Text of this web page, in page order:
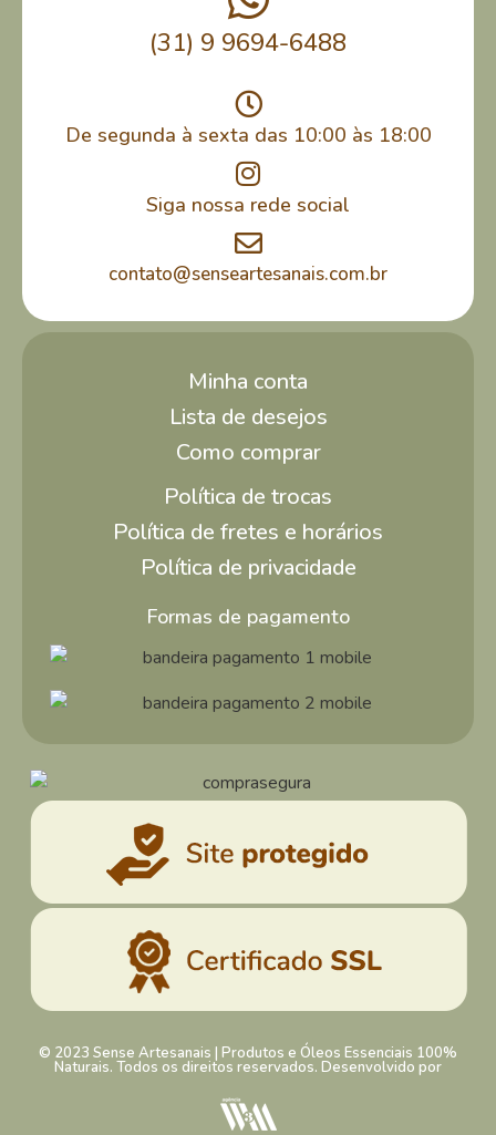
(31) 9 9694-6488
De segunda à sexta das 10:00 às 18:00
Siga nossa rede social
contato@senseartesanais.com.br
Minha conta
Lista de desejos
Como comprar
Política de trocas
Política de fretes e horários
Política de privacidade
Formas de pagamento
© 2023 Sense Artesanais | Produtos e Óleos Essenciais 100%
Naturais. Todos os direitos reservados. Desenvolvido por